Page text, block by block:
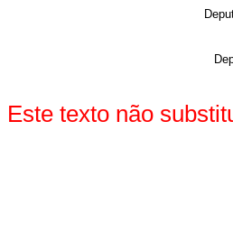
Este texto não